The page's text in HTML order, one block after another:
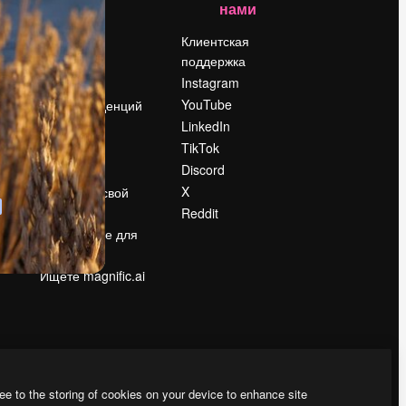
Цены
О нас
Reviews
Вакансии
Поиск тенденций
Блог
События
Slidesgo
Продайте свой
контент
Помещение для
прессы
Ищете magnific.ai
нами
Клиентская
поддержка
Instagram
YouTube
LinkedIn
TikTok
Discord
X
Reddit
to the storing of cookies on your device to enhance site